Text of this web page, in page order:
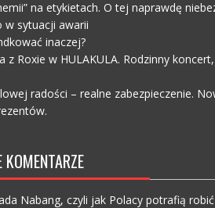
na etykietach. O tej naprawdę
w sytuacji awarii
inaczej?
z Roxie w HULAKULA. Rodzinny
radości – realne zabezpieczenie.
KOMENTARZE
Nabang, czyli jak Polacy potrafią